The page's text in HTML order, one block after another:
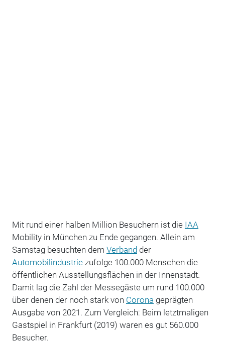
Mit rund einer halben Million Besuchern ist die IAA
Mobility in München zu Ende gegangen. Allein am
Samstag besuchten dem Verbandder
Automobilindustriezufolge 100.000 Menschen die
öffentlichen Ausstellungsflächen in der Innenstadt.
Damit lag die Zahl der Messegäste um rund 100.000
über denen der noch stark von Corona geprägten
Ausgabe von 2021. Zum Vergleich: Beim letztmaligen
Gastspiel in Frankfurt (2019) waren es gut 560.000
Besucher.